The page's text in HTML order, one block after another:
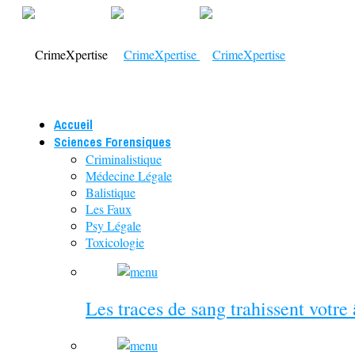
Accueil
Sciences Forensiques
Criminalistique
Médecine Légale
Balistique
Les Faux
Psy Légale
Toxicologie
Les traces de sang trahissent votre